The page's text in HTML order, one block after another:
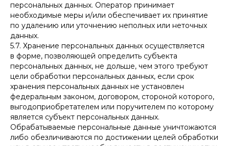
персональных данных. Оператор принимает
необходимые меры и/или обеспечивает их принятие
по удалению или уточнению неполных или неточных
данных.
5.7. Хранение персональных данных осуществляется
в форме, позволяющей определить субъекта
персональных данных, не дольше, чем этого требуют
цели обработки персональных данных, если срок
хранения персональных данных не установлен
федеральным законом, договором, стороной которого,
выгодоприобретателем или поручителем по которому
является субъект персональных данных.
Обрабатываемые персональные данные уничтожаются
либо обезличиваются по достижении целей обработки